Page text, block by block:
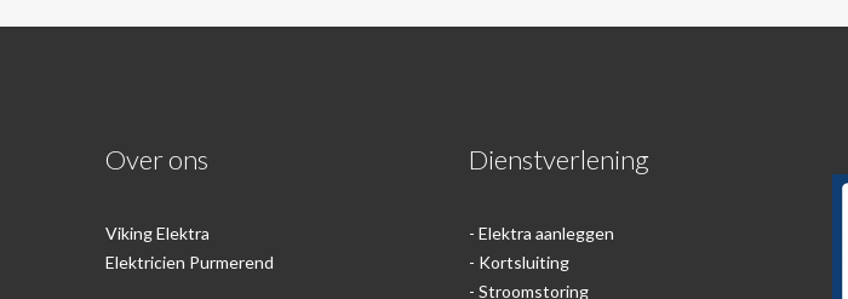
Over ons
Viking Elektra
Elektricien Purmerend
Dienstverlening
- Elektra aanleggen
- Kortsluiting
- Stroomstoring